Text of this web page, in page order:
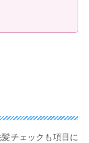
チェックも項目に